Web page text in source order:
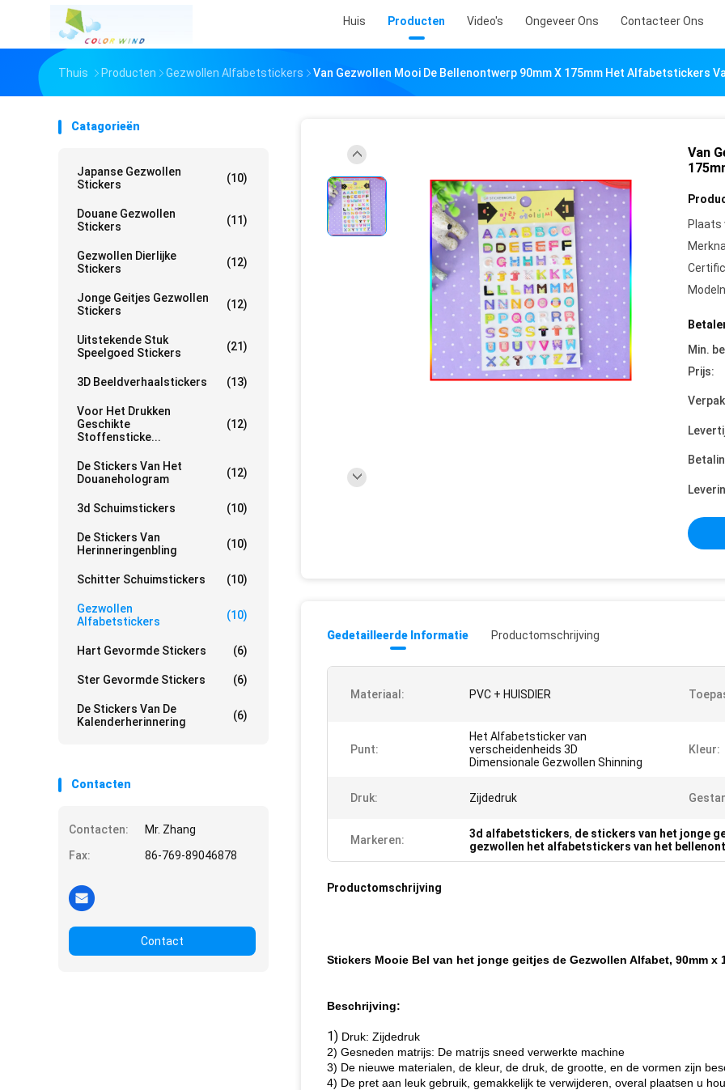
Huis Producten Video's Ongeveer Ons Contacteer Ons
Thuis Producten Gezwollen Alfabetstickers Van Gezwollen Mooi De Bellenontwerp 90mm X 175mm Het Alfabetstickers
Catagorieën
Japanse Gezwollen
Stickers
(10)
Douane Gezwollen
Stickers
(11)
Gezwollen Dierlijke
Stickers
(12)
Jonge Geitjes Gezwollen
Stickers
(12)
Uitstekende Stuk
Speelgoed Stickers
(21)
3D Beeldverhaalstickers (13)
Voor Het Drukken
Geschikte
Stoffensticke...
(12)
De Stickers Van Het
Douanehologram
(12)
3d Schuimstickers (10)
De Stickers Van
Herinneringenbling
(10)
Schitter Schuimstickers (10)
Gezwollen
Alfabetstickers
(10)
Hart Gevormde Stickers (6)
Ster Gevormde Stickers (6)
De Stickers Van De
Kalenderherinnering
(6)
Contacten
Contacten:
Mr. Zhang
Fax:
86-769-89046878
Contact
Van
Plaats
Min.
Prijs:
Gedetailleerde Informatie Productomschrijving
Materiaal: PVC + HUISDIER
Punt:
Het Alfabetsticker van
verscheidenheids 3D
Dimensionale Gezwollen Shinning
Kleur:
Druk: Zijdedruk
Markeren: 3d alfabetstickers, de stickers van het jonge
gezwollen het alfabetstickers van het
Productomschrijving
Stickers Mooie Bel van het jonge geitjes de Gezwollen Alfabet, 90mm x
Beschrijving:
1) Druk: Zijdedruk
2) Gesneden matrijs: De matrijs sneed verwerkte machine
3) De nieuwe materialen, de kleur, de druk, de grootte, en de vormen zijn
4) De pret aan leuk gebruik, gemakkelijk te verwijderen, overal plaatsen u